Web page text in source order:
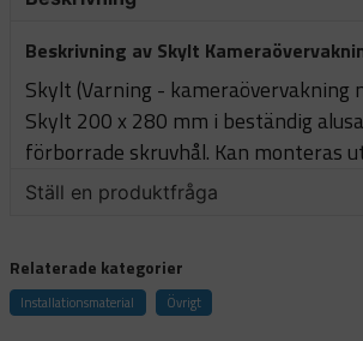
Beskrivning av Skylt
Skylt (Varning - kameraövervakning
Skylt 200 x 280 mm i beständig
förborrade skruvhål. Kan monteras
Ställ en produktfråga
Fråga oss något om denna produkten...
Relaterade kategorier
Installationsmaterial Övrigt